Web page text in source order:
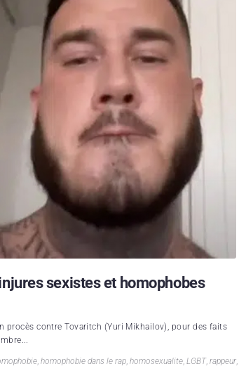
sexistes et homophobes
procès contre Tovaritch (Yuri Mikhailov), pour des faits
, homophobie dans le rap, homosexualite, LGBT, rappeur,